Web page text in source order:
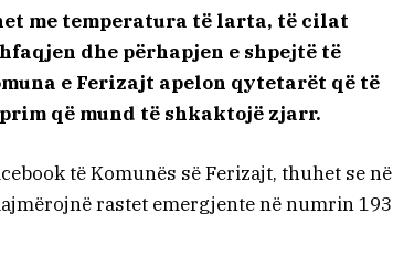
me temperatura të larta, të cilat
dhe përhapjen e shpejtë të
e Ferizajt apelon qytetarët që të
që mund të shkaktojë zjarr.
të Komunës së Ferizajt, thuhet se në
rastet emergjente në numrin 193